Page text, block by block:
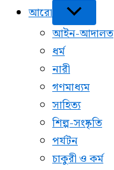
আরো
আইন-আদালত
ধর্ম
নারী
গণমাধ্যম
সাহিত্য
শিল্প-সংষ্কৃতি
পর্যটন
চাকুরী ও কর্ম